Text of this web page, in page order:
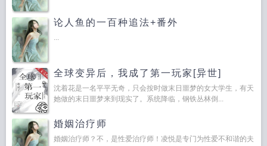
论人鱼的一百种追法+番外
...
全球变异后，我成了第一玩家[异世]
沈着花是一名平平无奇，只会按时做末日噩梦的女大学生，有天
她做的末日噩梦来到现实了。系统降临，钢铁丛林倒...
婚姻治疗师
婚姻治疗师？不，是性爱治疗师！凌悦是专门为性爱不和谐的夫